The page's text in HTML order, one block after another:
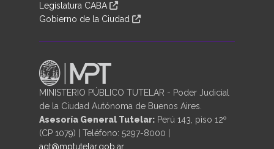
Legislatura CABA
Gobierno de la Ciudad
MINISTERIO PÚBLICO TUTELAR - Poder Judicial
de la Ciudad Autónoma de Buenos Aires.
Asesoría General Tutelar: Perú 143, piso 12º
(CP 1079) | Teléfono: 5297-8000 |
agt@mptutelar.gob.ar